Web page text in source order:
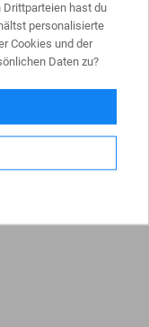
Drittparteien hast du
personalisierte
Cookies und der
Daten zu?